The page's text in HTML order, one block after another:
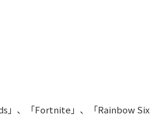
」、「Fortnite」、「Rainbow Six